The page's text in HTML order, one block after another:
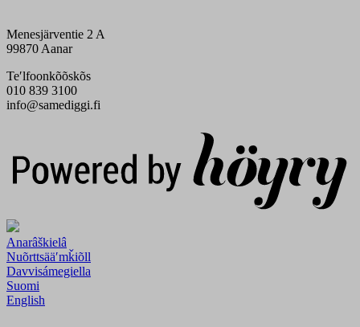
Menesjärventie 2 A
99870 Aanar
Teʹlfoonkõõskõs
010 839 3100
info@samediggi.fi
Anarâškielâ
Nuõrttsääʹmǩiõll
Davvisámegiella
Suomi
English